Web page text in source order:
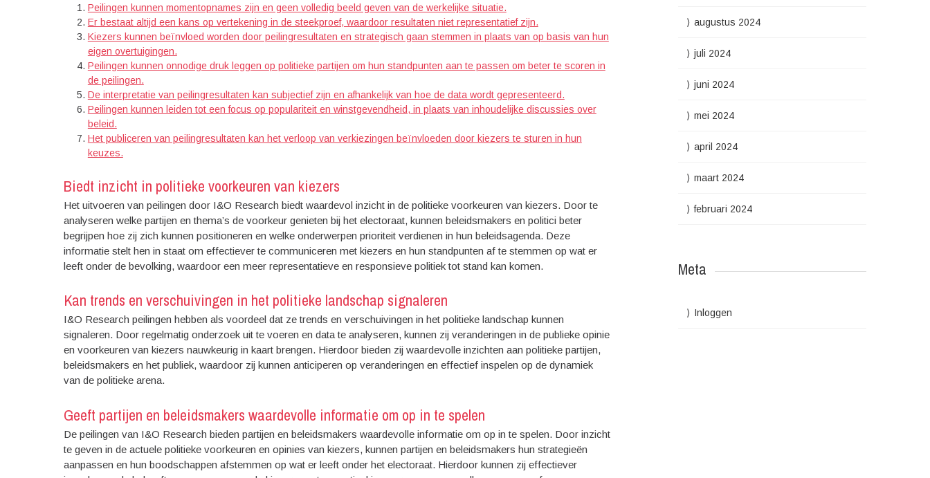
Peilingen kunnen momentopnames zijn en geen volledig beeld geven van de werkelijke situatie.
Er bestaat altijd een kans op vertekening in de steekproef, waardoor resultaten niet representatief zijn.
Kiezers kunnen beïnvloed worden door peilingresultaten en strategisch gaan stemmen in plaats van op basis van hun
eigen overtuigingen.
Peilingen kunnen onnodige druk leggen op politieke partijen om hun standpunten aan te passen om beter te scoren in
de peilingen.
De interpretatie van peilingresultaten kan subjectief zijn en afhankelijk van hoe de data wordt gepresenteerd.
Peilingen kunnen leiden tot een focus op populariteit en winstgevendheid, in plaats van inhoudelijke discussies over
beleid.
Het publiceren van peilingresultaten kan het verloop van verkiezingen beïnvloeden door kiezers te sturen in hun
keuzes.
Biedt inzicht in politieke voorkeuren van kiezers
Het uitvoeren van peilingen door I&O Research biedt waardevol inzicht in de politieke voorkeuren van kiezers. Door te
analyseren welke partijen en thema’s de voorkeur genieten bij het electoraat, kunnen beleidsmakers en politici beter
begrijpen hoe zij zich kunnen positioneren en welke onderwerpen prioriteit verdienen in hun beleidsagenda. Deze
informatie stelt hen in staat om effectiever te communiceren met kiezers en hun standpunten af te stemmen op wat er
leeft onder de bevolking, waardoor een meer representatieve en responsieve politiek tot stand kan komen.
Kan trends en verschuivingen in het politieke landschap signaleren
I&O Research peilingen hebben als voordeel dat ze trends en verschuivingen in het politieke landschap kunnen
signaleren. Door regelmatig onderzoek uit te voeren en data te analyseren, kunnen zij veranderingen in de publieke opinie
en voorkeuren van kiezers nauwkeurig in kaart brengen. Hierdoor bieden zij waardevolle inzichten aan politieke partijen,
beleidsmakers en het publiek, waardoor zij kunnen anticiperen op veranderingen en effectief inspelen op de dynamiek
van de politieke arena.
Geeft partijen en beleidsmakers waardevolle informatie om op in te spelen
De peilingen van I&O Research bieden partijen en beleidsmakers waardevolle informatie om op in te spelen. Door inzicht
te geven in de actuele politieke voorkeuren en opinies van kiezers, kunnen partijen en beleidsmakers hun strategieën
aanpassen en hun boodschappen afstemmen op wat er leeft onder het electoraat. Hierdoor kunnen zij effectiever
augustus 2024
juli 2024
juni 2024
mei 2024
april 2024
maart 2024
februari 2024
Meta
Inloggen